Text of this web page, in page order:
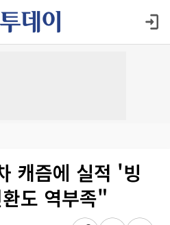
캐즘에 실적 '빙
도 역부족"